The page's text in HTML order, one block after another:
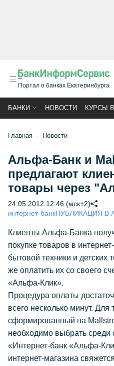
Портал о банках Екатеринбурга
БАНКИ НОВОСТИ КУРСЫ
Главная Новости
Альфа-Банк и
предлагают
товары через
24.05.2012 12:46 (мск+2)
интернет-банкПУБЛИКАЦИЯ В
Клиенты Альфа-Банка
покупке товаров в
бытовой техники и детских
же оплатить их со своего
«Альфа-Клик».
Процедура оплаты
всего несколько минут. Для
сформированный на
необходимо выбрать среди
«Интернет-банк «Альфа-
интернет-магазина